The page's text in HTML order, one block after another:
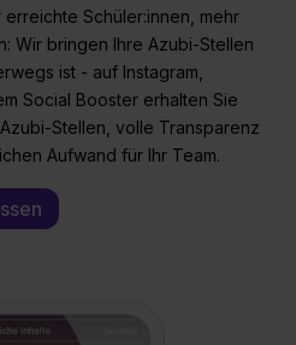
Schüler:innen, mehr
Wir bringen Ihre Azubi-Stellen
ist - auf Instagram,
Social Booster erhalten Sie
Stellen, volle Transparenz
Aufwand für Ihr Team.